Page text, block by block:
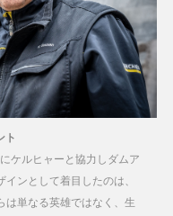
ト
ケルヒャーと協力しダムア
ンとして着目したのは、
は単なる英雄ではなく、生